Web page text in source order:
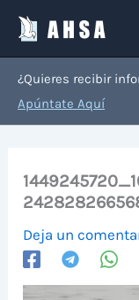
contenido
¿Quieres recibir
Apúntate Aquí
Deja un